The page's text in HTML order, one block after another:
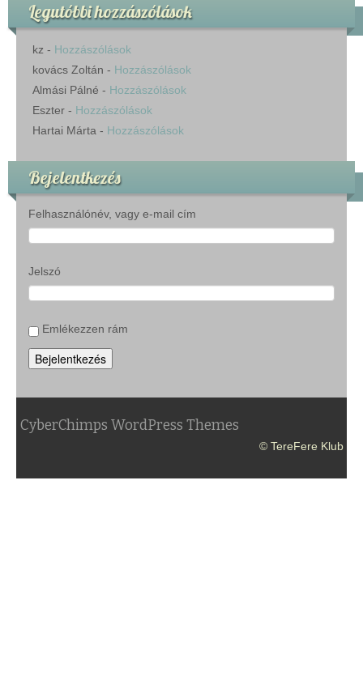
Legutóbbi hozzászólások
kz - Hozzászólások
kovács Zoltán - Hozzászólások
Almási Pálné - Hozzászólások
Eszter - Hozzászólások
Hartai Márta - Hozzászólások
Bejelentkezés
Felhasználónév, vagy e-mail cím
Jelszó
Emlékezzen rám
Bejelentkezés
CyberChimps WordPress Themes
© TereFere Klub